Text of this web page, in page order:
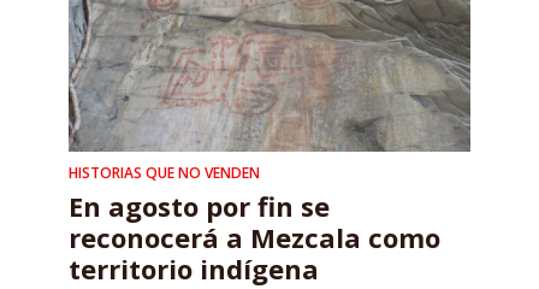
HISTORIAS QUE NO VENDEN
En agosto por fin se
reconocerá a Mezcala como
territorio indígena